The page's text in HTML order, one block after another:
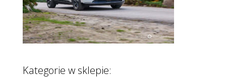
Kategorie w sklepie: